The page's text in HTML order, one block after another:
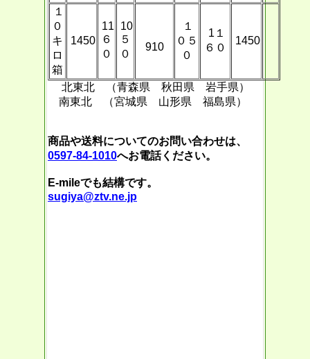
１
０
キ
ロ
箱
1450
11
６
０
10
５
０
910
１
０５
０
1１
６０
1450
北東北 （青森県 秋田県 岩手県）
南東北 （宮城県 山形県 福島県）
商品や送料についてのお問い合わせは、
0597-84-1010へお電話ください。
E-mileでも結構です。
sugiya@ztv.ne.jp